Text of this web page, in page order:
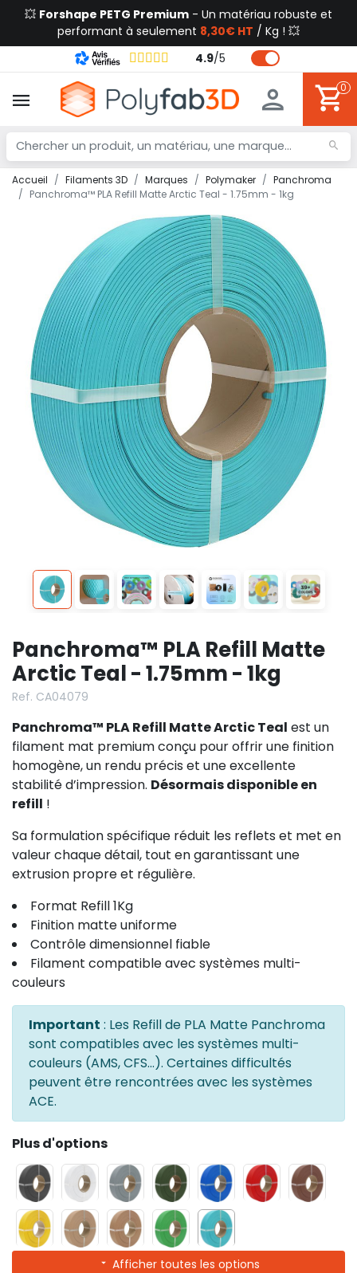
💥 Forshape PETG Premium - Un matériau robuste et
performant à seulement 8,30€ HT / Kg ! 💥
4.9/5
0
Accueil Filaments 3D Marques Polymaker
Panchroma
Panchroma™ PLA Refill Matte Arctic Teal - 1.75mm - 1kg
Panchroma™ PLA Refill Matte
Arctic Teal - 1.75mm - 1kg
Ref. CA04079
Panchroma™ PLA Refill Matte Arctic Teal est un
filament mat premium conçu pour offrir une finition
homogène, un rendu précis et une excellente
stabilité d’impression. Désormais disponible en
refill !
Sa formulation spécifique réduit les reflets et met en
valeur chaque détail, tout en garantissant une
extrusion propre et régulière.
Format Refill 1Kg
Finition matte uniforme
Contrôle dimensionnel fiable
Filament compatible avec systèmes multi-
couleurs
Important : Les Refill de PLA Matte Panchroma
sont compatibles avec les systèmes multi-
couleurs (AMS, CFS...). Certaines difficultés
peuvent être rencontrées avec les systèmes
ACE.
Plus d'options
Afficher toutes les options